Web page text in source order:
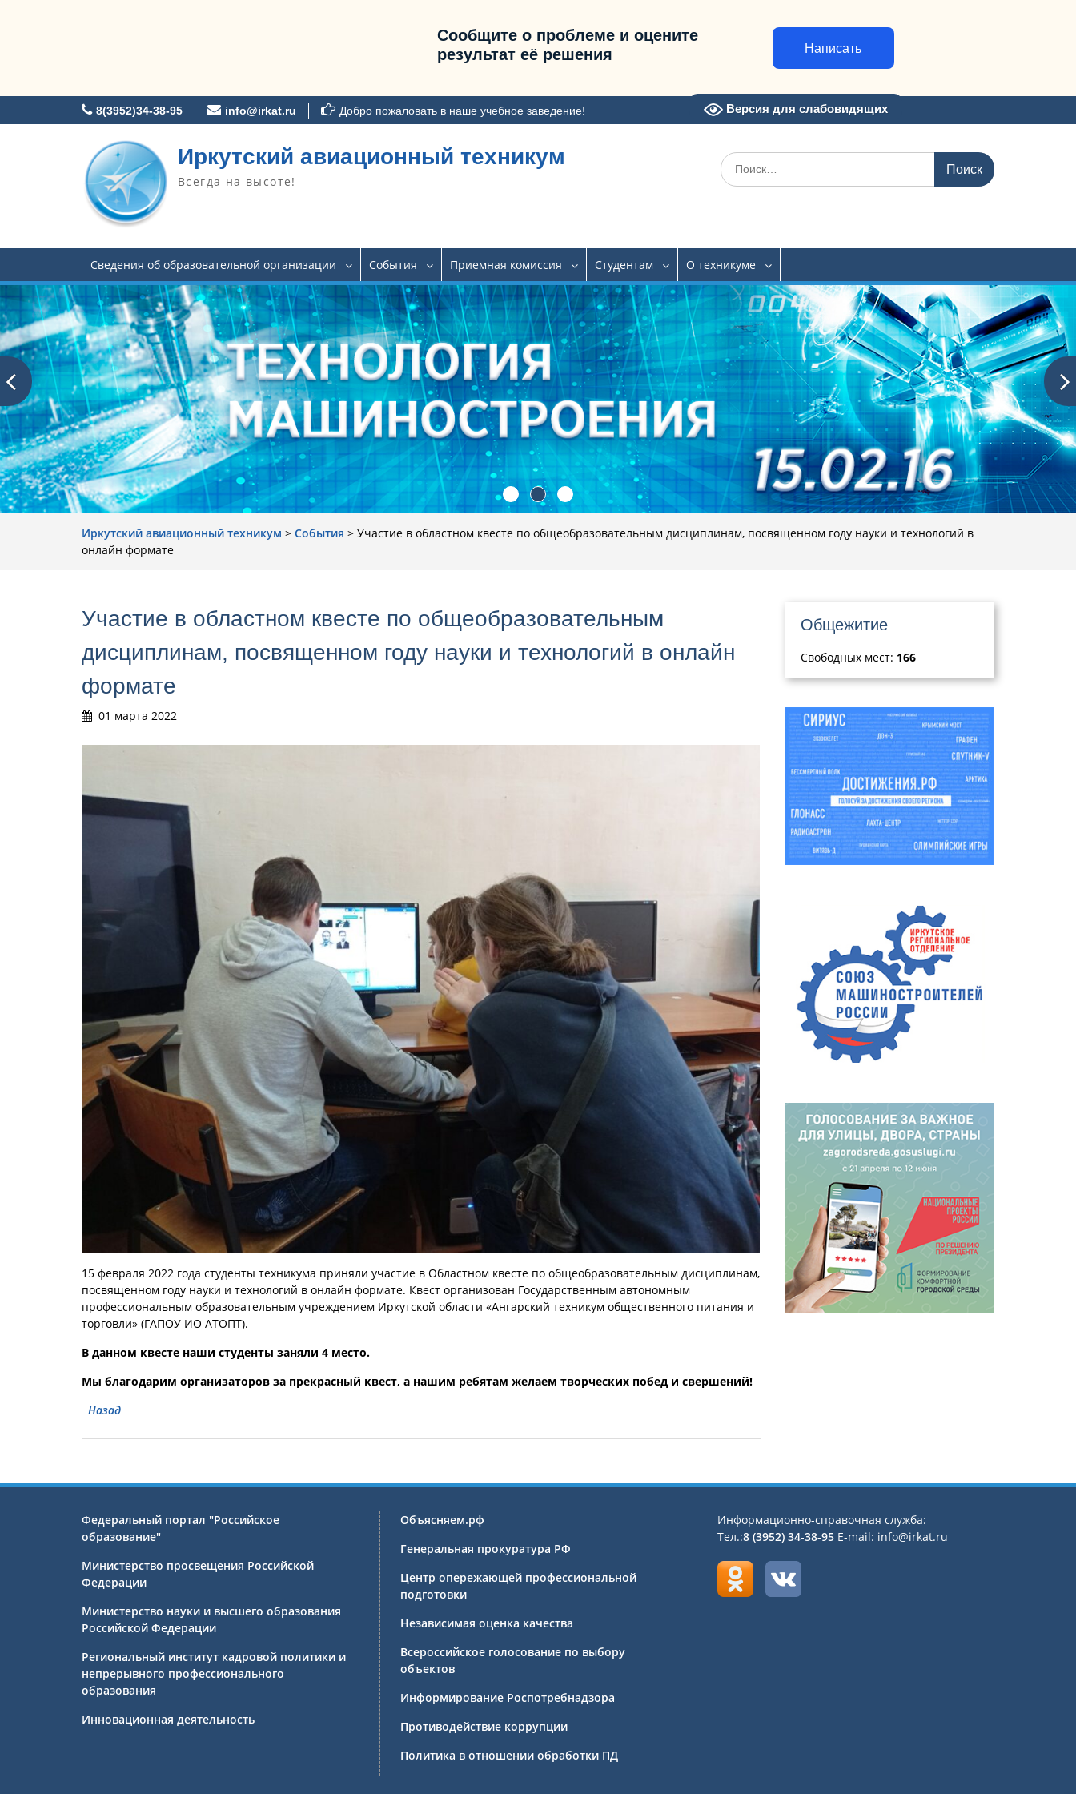
Сообщите о проблеме и оцените
результат её решения
Написать
к
8(3952)34-38-95 info@irkat.ru Добро пожаловать в наше учебное заведение! Версия для слабовидящих
Иркутский авиационный техникум
Всегда на высоте!
Искать:
Сведения об образовательной организации События Приемная комиссия Студентам О техникуме
Иркутский авиационный техникум > События > Участие в областном квесте по общеобразовательным дисциплинам, посвященном году науки и технологий в
онлайн формате
Участие в областном квесте по общеобразовательным
дисциплинам, посвященном году науки и технологий в онлайн
формате
01 марта 2022
15 февраля 2022 года студенты техникума приняли участие в Областном квесте по общеобразовательным дисциплинам,
посвященном году науки и технологий в онлайн формате. Квест организован Государственным автономным
профессиональным образовательным учреждением Иркутской области «Ангарский техникум общественного питания и
торговли» (ГАПОУ ИО АТОПТ).
В данном квесте наши студенты заняли 4 место.
Мы благодарим организаторов за прекрасный квест, а нашим ребятам желаем творческих побед и свершений!
Назад
Общежитие
Свободных мест: 166
Федеральный портал "Российское
образование"
Министерство просвещения Российской
Федерации
Министерство науки и высшего образования
Российской Федерации
Региональный институт кадровой политики и
непрерывного профессионального
образования
Инновационная деятельность
Объясняем.рф
Генеральная прокуратура РФ
Центр опережающей профессиональной
подготовки
Независимая оценка качества
Всероссийское голосование по выбору
объектов
Информирование Роспотребнадзора
Противодействие коррупции
Политика в отношении обработки ПД
Информационно-справочная служба:
Тел.:8 (3952) 34-38-95 E-mail: info@irkat.ru